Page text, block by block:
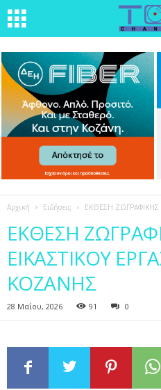
Αρχική Ειδήσεις ΕΚΘΕΣΗ ΖΩΓΡΑΦΙΚΗΣ
ΕΚΘΕΣΗ
ΕΙΚΑΣΤΙΚΟΥ
ΚΟΖΑΝΗΣ
28 Μαΐου, 2026 91 0